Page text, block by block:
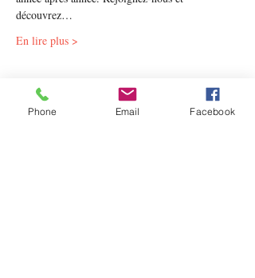
découvrez…
En lire plus >
Partager cet événement
Phone Email Facebook